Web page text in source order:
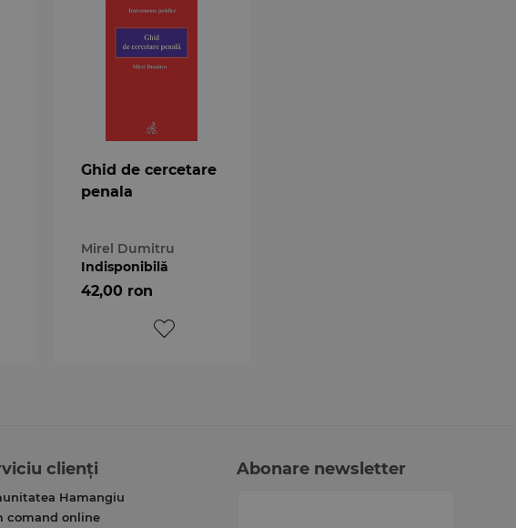
Ghid de cercetare
penala
Mirel Dumitru
Indisponibilă
42,00 ron
clienți
Hamangiu
comand online
Abonare newsletter